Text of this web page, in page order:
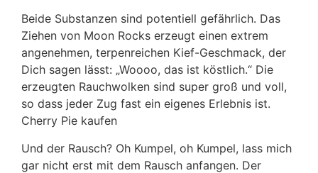
Beide Substanzen sind potentiell gefährlich. Das
Ziehen von Moon Rocks erzeugt einen extrem
angenehmen, terpenreichen Kief-Geschmack, der
Dich sagen lässt: „Woooo, das ist köstlich.“ Die
erzeugten Rauchwolken sind super groß und voll,
so dass jeder Zug fast ein eigenes Erlebnis ist.
Cherry Pie kaufen
Und der Rausch? Oh Kumpel, oh Kumpel, lass mich
gar nicht erst mit dem Rausch anfangen. Der